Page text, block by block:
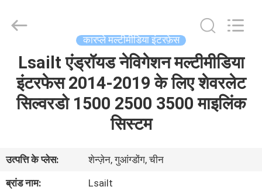
उत्पादों
हमारे
Electron
Co.,Ltd.
Reserved.
कारप्ले मल्टीमीडिया इंटरफ़ेस
Lsailt एंड्रॉयड नेविगेशन मल्टीमीडिया
इंटरफेस 2014-2019 के लिए शेवरलेट
सिल्वरडो 1500 2500 3500 माइलिंक
सिस्टम
उत्पत्ति के प्लेस:
शेन्ज़ेन, गुआंग्डोंग, चीन
ब्रांड नाम:
Lsailt